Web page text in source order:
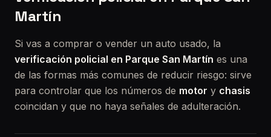
Martín
Si vas a comprar o vender un auto usado, la
verificación policial en Parque San Martín es una
de las formas más comunes de reducir riesgo: sirve
para controlar que los números de motor y chasis
coincidan y que no haya señales de adulteración.